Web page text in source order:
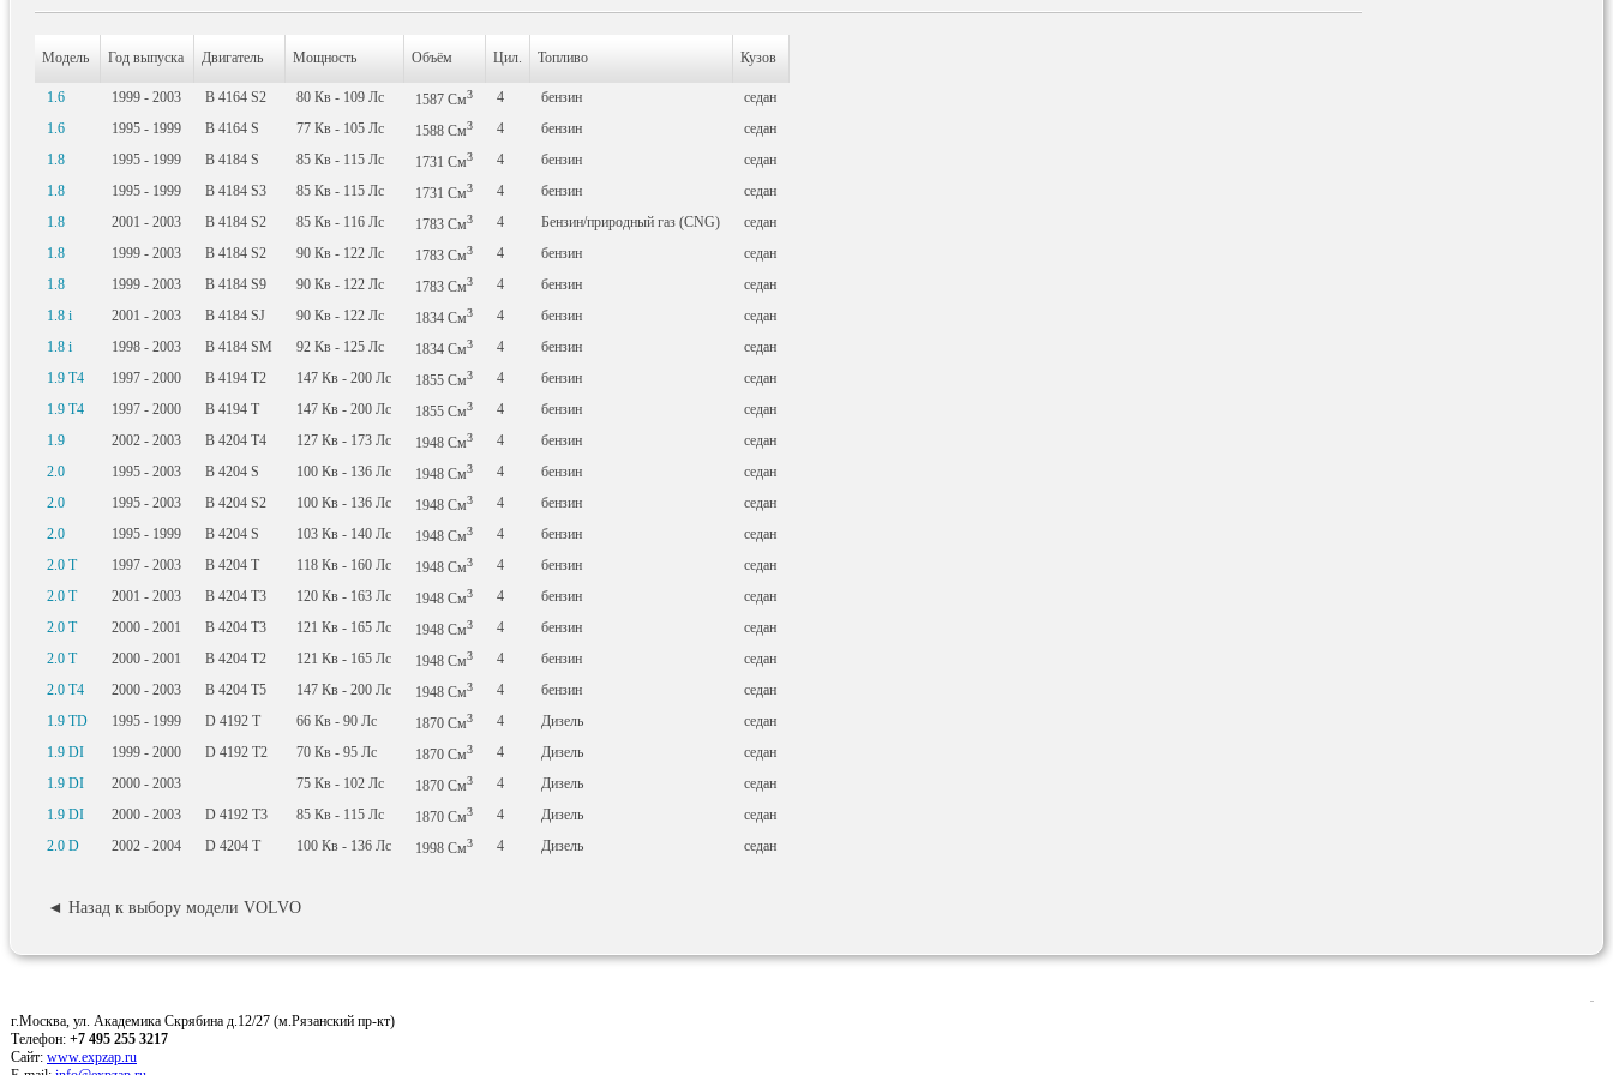
Модель Год выпуска Двигатель Мощность Объём Цил. Топливо Кузов
1.6 1999 - 2003 B 4164 S2 80 Кв - 109 Лс 1587 См3 4 бензин
седан
1.6
1995 - 1999 B 4164 S 77 Кв - 105 Лс 1588 См3 4 бензин
седан
1.8
1995 - 1999 B 4184 S 85 Кв - 115 Лс 1731 См3 4 бензин
седан
1.8
1995 - 1999 B 4184 S3 85 Кв - 115 Лс 1731 См3 4 бензин
седан
1.8
2001 - 2003 B 4184 S2 85 Кв - 116 Лс 1783 См3 4 Бензин/природный газ (CNG)
седан
1.8
1999 - 2003 B 4184 S2 90 Кв - 122 Лс 1783 См3 4 бензин
седан
1.8
1999 - 2003 B 4184 S9 90 Кв - 122 Лс 1783 См3 4 бензин
седан
1.8 i
2001 - 2003 B 4184 SJ 90 Кв - 122 Лс 1834 См3 4 бензин
седан
1.8 i
1998 - 2003 B 4184 SM 92 Кв - 125 Лс 1834 См3 4 бензин
седан
1.9 T4
1997 - 2000 B 4194 T2 147 Кв - 200 Лс 1855 См3 4 бензин
седан
1.9 T4
1997 - 2000 B 4194 T 147 Кв - 200 Лс 1855 См3 4 бензин
седан
1.9
2002 - 2003 B 4204 T4 127 Кв - 173 Лс 1948 См3 4 бензин
седан
2.0
1995 - 2003 B 4204 S 100 Кв - 136 Лс 1948 См3 4 бензин
седан
2.0
1995 - 2003 B 4204 S2 100 Кв - 136 Лс 1948 См3 4 бензин
седан
2.0
1995 - 1999 B 4204 S 103 Кв - 140 Лс 1948 См3 4 бензин
седан
2.0 T
1997 - 2003 B 4204 T 118 Кв - 160 Лс 1948 См3 4 бензин
седан
2.0 T
2001 - 2003 B 4204 T3 120 Кв - 163 Лс 1948 См3 4 бензин
седан
2.0 T
2000 - 2001 B 4204 T3 121 Кв - 165 Лс 1948 См3 4 бензин
седан
2.0 T
2000 - 2001 B 4204 T2 121 Кв - 165 Лс 1948 См3 4 бензин
седан
2.0 T4
2000 - 2003 B 4204 T5 147 Кв - 200 Лс 1948 См3 4 бензин
седан
1.9 TD
1995 - 1999 D 4192 T 66 Кв - 90 Лс 1870 См3 4 Дизель
седан
1.9 DI
1999 - 2000 D 4192 T2 70 Кв - 95 Лс 1870 См3 4 Дизель
седан
1.9 DI
2000 - 2003 75 Кв - 102 Лс 1870 См3 4 Дизель
седан
1.9 DI
2000 - 2003 D 4192 T3 85 Кв - 115 Лс 1870 См3 4 Дизель
седан
2.0 D
2002 - 2004 D 4204 T 100 Кв - 136 Лс 1998 См3 4 Дизель седан
◄ Назад к выбору модели VOLVO
г.Москва, ул. Академика Скрябина д.12/27 (м.Рязанский пр-кт)
Телефон: +7 495 255 3217
Сайт: www.expzap.ru